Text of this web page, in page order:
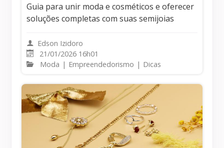
Guia para unir moda e cosméticos e oferecer
soluções completas com suas semijoias
Edson Izidoro
21/01/2026 16h01
Moda | Empreendedorismo | Dicas